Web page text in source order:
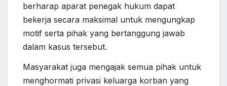
berharap aparat penegak hukum dapat
bekerja secara maksimal untuk mengungkap
motif serta pihak yang bertanggung jawab
dalam kasus tersebut.
Masyarakat juga mengajak semua pihak untuk
menghormati privasi keluarga korban yang